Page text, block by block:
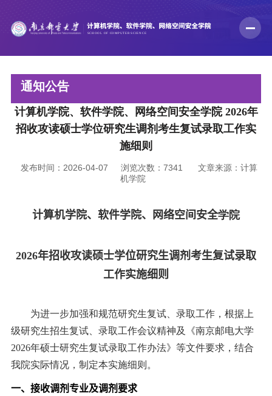
通知公告
计算机学院、软件学院、网络空间安全学院 2026年
招收攻读硕士学位研究生调剂考生复试录取工作实
施细则
发布时间：2026-04-07 浏览次数：7341
文章来源：计算
机学院
计算机学院、软件学院、网络空间安全学院
2026年招收攻读硕士学位研究生调剂考生复试录取
工作实施细则
为进一步加强和规范研究生复试、录取工作，根据上
级研究生招生复试、录取工作会议精神及《南京邮电大学
2026年硕士研究生复试录取工作办法》等文件要求，结合
我院实际情况，制定本实施细则。
一、接收调剂专业及调剂要求